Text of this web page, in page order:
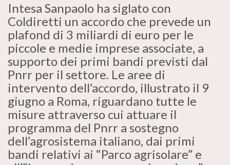
Intesa Sanpaolo ha siglato con
Coldiretti un accordo che prevede un
plafond di 3 miliardi di euro per le
piccole e medie imprese associate, a
supporto dei primi bandi previsti dal
Pnrr per il settore. Le aree di
intervento dell’accordo, illustrato il 9
giugno a Roma, riguardano tutte le
misure attraverso cui attuare il
programma del Pnrr a sostegno
dell’agrosistema italiano, dai primi
bandi relativi ai “Parco agrisolare” e